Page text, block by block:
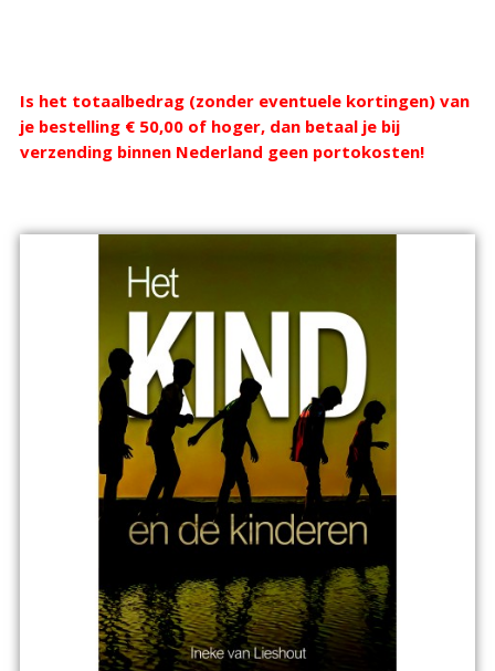
Webshop
Is het totaalbedrag (zonder eventuele kortingen) van
je bestelling € 50,00 of hoger, dan betaal je bij
verzending binnen Nederland geen portokosten!